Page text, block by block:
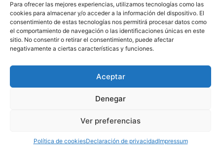
Para ofrecer las mejores experiencias, utilizamos tecnologías como las
cookies para almacenar y/o acceder a la información del dispositivo. El
consentimiento de estas tecnologías nos permitirá procesar datos como
el comportamiento de navegación o las identificaciones únicas en este
sitio. No consentir o retirar el consentimiento, puede afectar
negativamente a ciertas características y funciones.
Aceptar
Denegar
Ver preferencias
Política de cookiesDeclaración de privacidadImpressum
Política de Cookies
Aviso Legal
910 607 564
derechos reservados